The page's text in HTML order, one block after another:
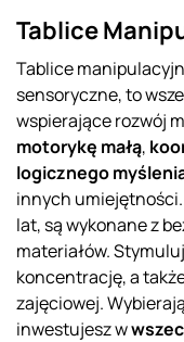
Tablice
Tablice
sensoryczne, to
wspierające rozwój
motorykę małą,
logicznego
innych umiejętności.
lat, są wykonane z
materiałów.
koncentrację, a
zajęciowej.
inwestujesz w